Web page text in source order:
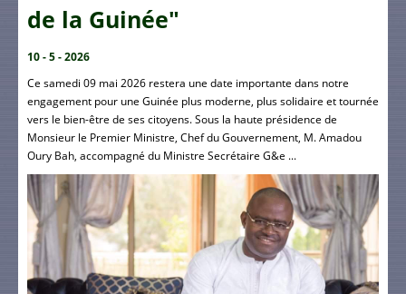
de la Guinée"
10 - 5 - 2026
Ce samedi 09 mai 2026 restera une date importante dans notre
engagement pour une Guinée plus moderne, plus solidaire et tournée
vers le bien-être de ses citoyens. Sous la haute présidence de
Monsieur le Premier Ministre, Chef du Gouvernement, M. Amadou
Oury Bah, accompagné du Ministre Secrétaire G&e ...